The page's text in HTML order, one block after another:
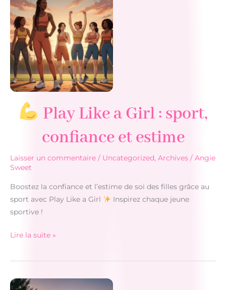
univers
magique
pour
bébé
Play Like a Girl : sport,
confiance et estime
Laisser un commentaire / Uncategorized, Archives / Angie
Sweet
Boostez la confiance et l’estime de soi des filles grâce au
sport avec Play Like a Girl
Inspirez chaque jeune
sportive !
Like
Girl
Lire la suite »